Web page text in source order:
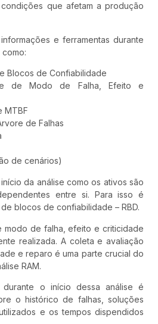
que afetam a produção
e ferramentas durante
como:
Blocos de Confiabilidade
de Modo de Falha, Efeito e
MTBF
de Falhas
de cenários)
da análise como os ativos são
entre si. Para isso é
blocos de confiabilidade – RBD.
modo de falha, efeito e criticidade
realizada. A coleta e avaliação
e reparo é uma parte crucial do
RAM.
durante o início dessa análise é
o histórico de falhas, soluções
e os tempos dispendidos